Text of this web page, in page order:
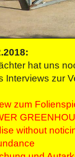
hat uns
Interviews zur
zum
without